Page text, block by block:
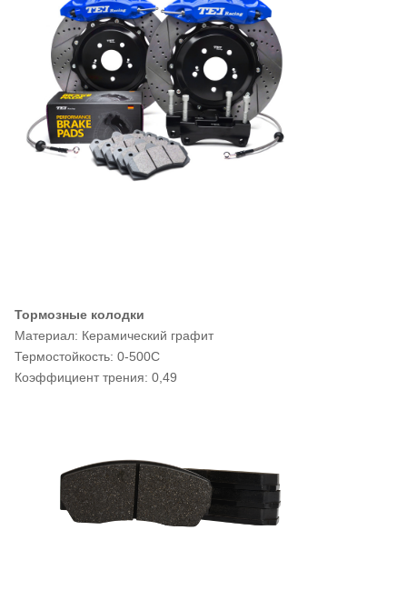
Тормозные колодки
Материал: Керамический графит
Термостойкость: 0-500C
Коэффициент трения: 0,49